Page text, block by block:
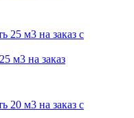
м3 на заказ